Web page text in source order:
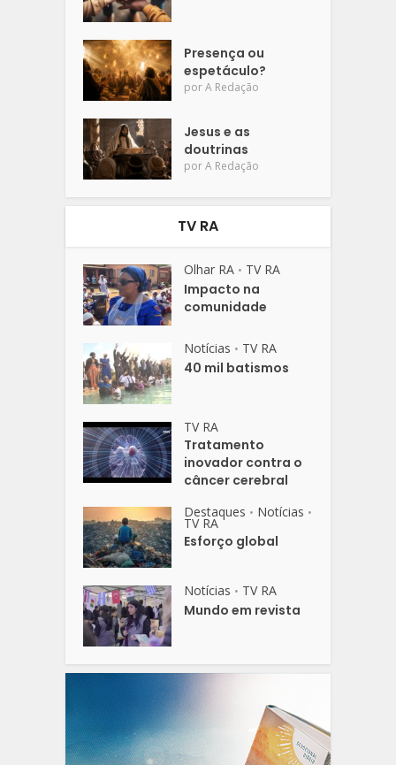
Presença ou
espetáculo?
porA Redação
Jesus e as
doutrinas
porA Redação
TV RA
Olhar RA • TV RA
Impacto na
comunidade
Notícias • TV RA
40 mil batismos
TV RA
Tratamento
inovador contra o
câncer cerebral
Destaques • Notícias •
TV RA
Esforço global
Notícias • TV RA
Mundo em revista